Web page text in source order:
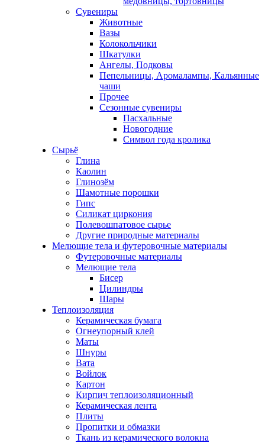
Сувениры
Животные
Вазы
Колокольчики
Шкатулки
Ангелы, Подковы
Пепельницы, Аромалампы, Кальянные
чаши
Прочее
Сезонные сувениры
Пасхальные
Новогодние
Символ года кролика
Сырьё
Глина
Каолин
Глинозём
Шамотные порошки
Гипс
Силикат циркония
Полевошпатовое сырье
Другие природные материалы
Мелющие тела и футеровочные материалы
Футеровочные материалы
Мелющие тела
Бисер
Цилиндры
Шары
Теплоизоляция
Керамическая бумага
Огнеупорный клей
Маты
Шнуры
Вата
Войлок
Картон
Кирпич теплоизоляционный
Керамическая лента
Плиты
Пропитки и обмазки
Ткань из керамического волокна